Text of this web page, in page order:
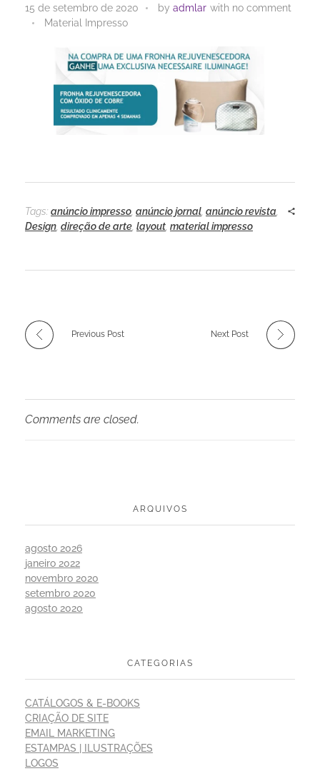
15 de setembro de 2020 by admlar with no comment
Material Impresso
Tags: anúncio impresso anúncio jornal anúncio revista
Design direção de arte layout material impresso
Previous Post Next Post
Comments are closed.
ARQUIVOS
agosto 2026
janeiro 2022
novembro 2020
setembro 2020
agosto 2020
CATEGORIAS
CATÁLOGOS & E-BOOKS
CRIAÇÃO DE SITE
EMAIL MARKETING
ESTAMPAS | ILUSTRAÇÕES
LOGOS